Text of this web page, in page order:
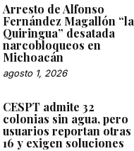
Arresto de Alfonso
Fernández Magallón “la
Quiringua” desatada
narcobloqueos en
Michoacán
agosto 1, 2026
CESPT admite 32
colonias sin agua, pero
usuarios reportan otras
16 y exigen soluciones